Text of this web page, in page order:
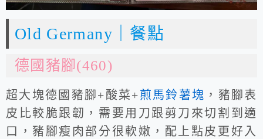
Old Germany｜餐點
德國豬腳(460)
超大塊德國豬腳+酸菜+煎馬鈴薯塊 ，豬腳表
皮比較脆跟韌，需要用刀跟剪刀來切割到適
口，豬腳瘦肉部分很軟嫩，配上點皮更好入